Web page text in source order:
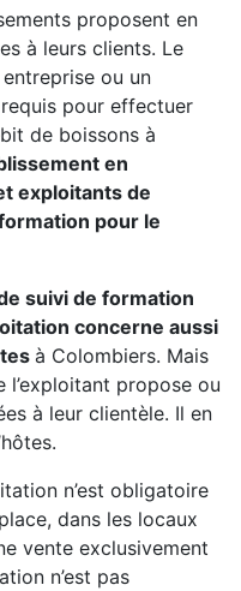
proposent en
à leurs clients. Le
ou un
pour effectuer
de boissons à
en
exploitants de
pour le
suivi de formation
concerne aussi
à Colombiers. Mais
l’exploitant propose ou
à leur clientèle. Il en
n’est obligatoire
dans les locaux
vente exclusivement
n’est pas